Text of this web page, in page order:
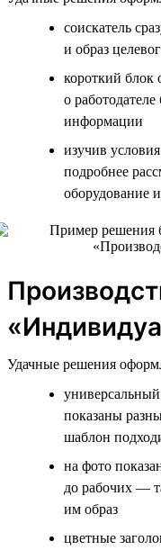
соискатель
и образ
короткий блок
о
информации
изучив
подробнее
оборудование
Удачные решения
показаны
шаблон
на фото
до рабочих —
им образ
цветные